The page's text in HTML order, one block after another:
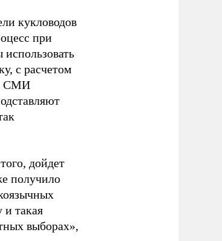
кукловодов
при
с расчетом
СМИ
дойдет
получило
и такая
выборах»,